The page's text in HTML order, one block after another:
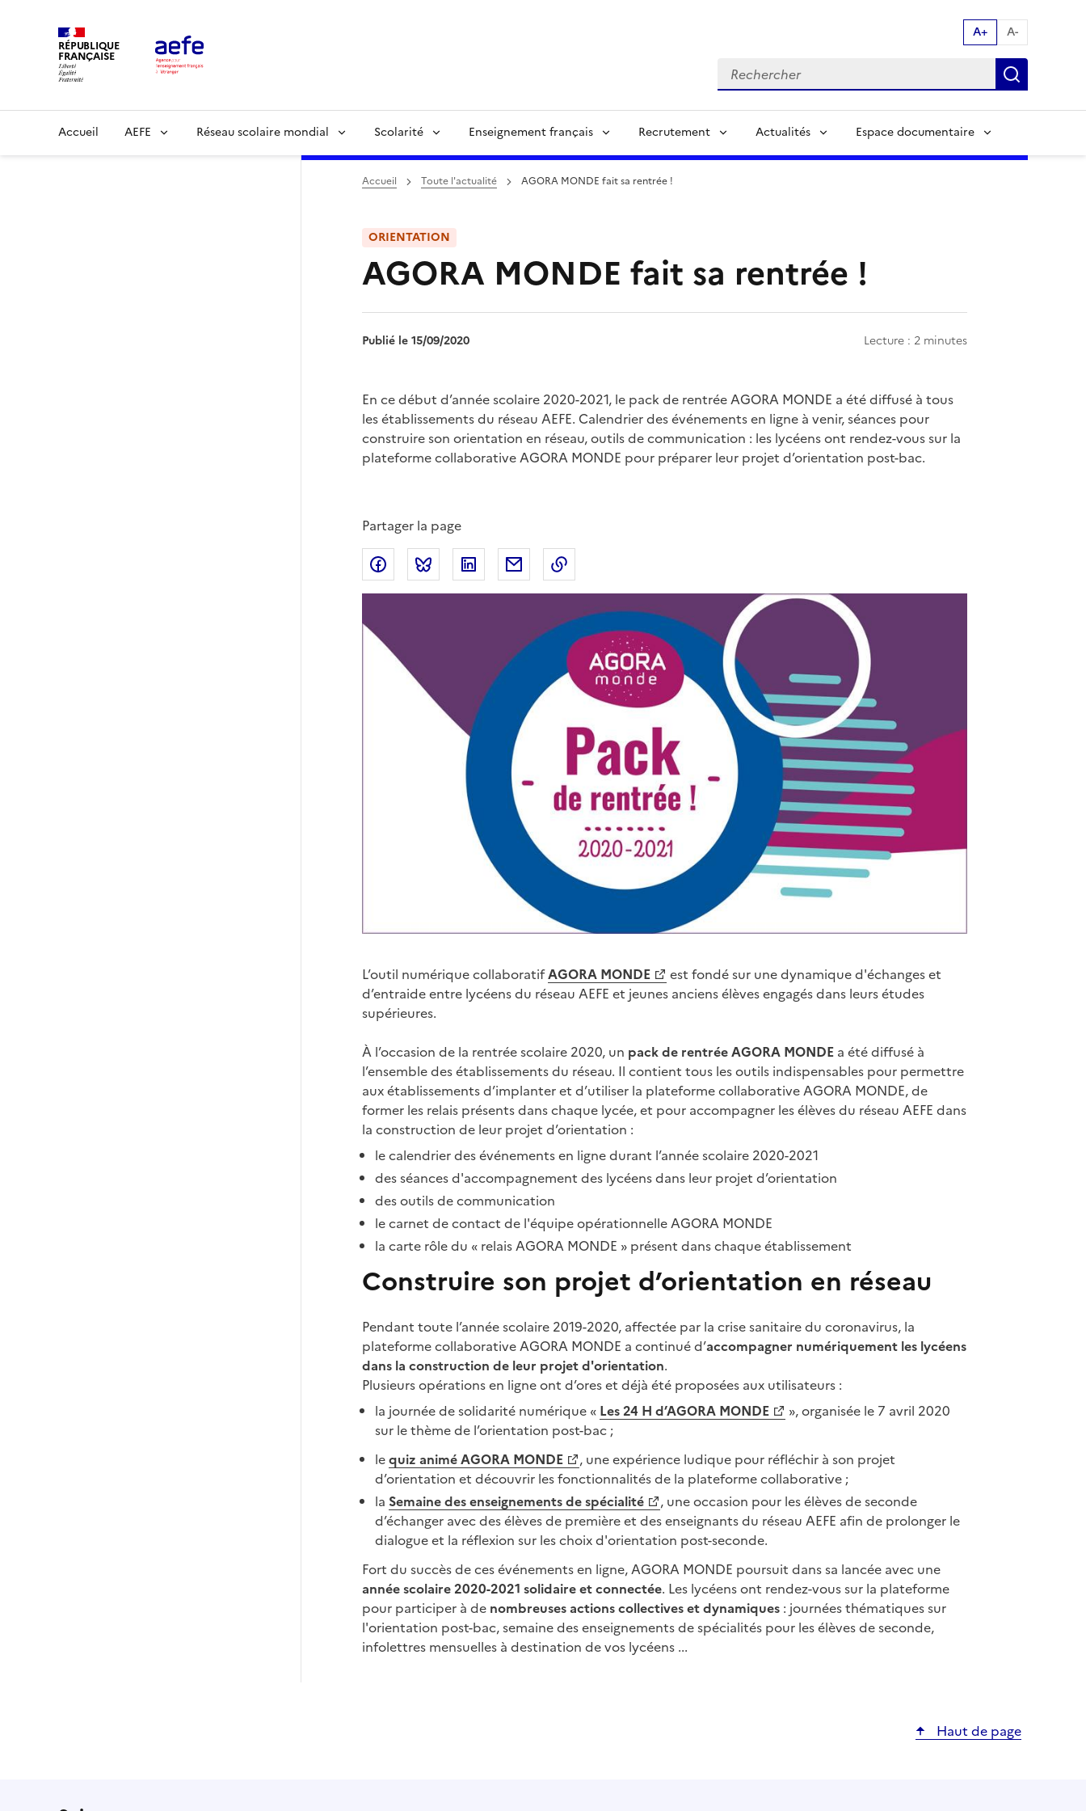
RÉPUBLIQUE
FRANÇAISE
A+ A-
Recherche par mot clés:
Main
Accueil AEFE Réseau scolaire mondial Scolarité Enseignement français Recrutement Actualités Espace documentaire
Accueil Toute l'actualité AGORA MONDE fait sa rentrée !
ORIENTATION
AGORA MONDE fait sa rentrée !
Publié le 15/09/2020 Lecture : 2 minutes
Chapo
En ce début d’année scolaire 2020-2021, le pack de rentrée AGORA MONDE a été diffusé à tous
les établissements du réseau AEFE. Calendrier des événements en ligne à venir, séances pour
construire son orientation en réseau, outils de communication : les lycéens ont rendez-vous sur la
plateforme collaborative AGORA MONDE pour préparer leur projet d’orientation post-bac.
Partager la page
Partager sur Facebook
Partager sur Bluesky
Partager sur LinkedIn
Partager par email
de
page
L’outil numérique collaboratifAGORA MONDE
est fondé sur une dynamique d'échanges et
d’entraide entre lycéens du réseau AEFE et jeunes anciens élèves engagés dans leurs études
supérieures.
À l’occasion de la rentrée scolaire 2020, un pack de rentrée AGORA MONDEa été diffusé à
l’ensemble des établissements du réseau. Il contient tous les outils indispensables pour permettre
aux établissements d’implanter et d’utiliser la plateforme collaborative AGORA MONDE, de
former les relais présents dans chaque lycée, et pour accompagner les élèves du réseau AEFE dans
la construction de leur projet d’orientation :
le calendrier des événements en ligne durant l’année scolaire 2020-2021
des séances d'accompagnement des lycéens dans leur projet d’orientation
des outils de communication
le carnet de contact de l'équipe opérationnelle AGORA MONDE
la carte rôle du « relais AGORA MONDE » présent dans chaque établissement
Construire son projet d’orientation en réseau
Pendant toute l’année scolaire 2019-2020, affectée par la crise sanitaire du coronavirus, la
plateforme collaborative AGORA MONDE a continué d’accompagner numériquement les lycéens
dans la construction de leur projet d'orientation.
Plusieurs opérations en ligne ont d’ores et déjà été proposées aux utilisateurs :
la journée de solidarité numérique « Les 24 H d’AGORA MONDE
», organisée le 7 avril 2020
sur le thème de l’orientation post-bac ;
lequiz animé AGORA MONDE
, une expérience ludique pour réfléchir à son projet
d’orientation et découvrir les fonctionnalités de la plateforme collaborative ;
la Semaine des enseignements de spécialité
, une occasion pour les élèves de seconde
d’échanger avec des élèves de première et des enseignants du réseau AEFE afin de prolonger le
dialogue et la réflexion sur les choix d'orientation post-seconde.
Fort du succès de ces événements en ligne, AGORA MONDE poursuit dans sa lancée avec une
année scolaire 2020-2021 solidaire et connectée. Les lycéens ont rendez-vous sur la plateforme
pour participer à de nombreuses actions collectives et dynamiques: journées thématiques sur
l'orientation post-bac, semaine des enseignements de spécialités pour les élèves de seconde,
infolettres mensuelles à destination de vos lycéens ...
Haut de page